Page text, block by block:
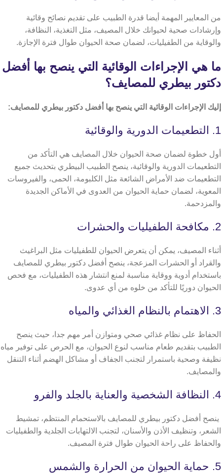
من المعايير المهمة أيضا قدرة الطبيب على تقديم نصائح وقائية
وإرشادات صحية لحيوانك خلال المصيف، مثل التغذية، النظافة،
والوقاية من الطفيليات، لضمان صحة الحيوان طوال فترة الإجازة.
ما هي الإجراءات الوقائية التي ينصح بها أفضل
دكتور بيطري للمصايف؟
إليك الإجراءات الوقائية التي ينصح بها أفضل دكتور بيطري للمصايف:
1. التطعيمات الدورية والوقائية
أول خطوة لضمان صحة الحيوان خلال المصايف هي التأكد من
التطعيمات الدورية والوقائية، ينصح الطبيب البيطري بتحديث جميع
التطعيمات ضد الأمراض الشائعة مثل الكلبومة، الحمى، والفيروسات
المعوية، لضمان حماية الحيوان من العدوى في الأماكن الجديدة
والمزدحمة.
2. مكافحة الطفيليات والحشرات
أثناء المصيف، يمكن أن يتعرض الحيوان للطفيليات مثل البراغيث
والقراد أو الحشرات المزعجة، ينصح أفضل دكتور بيطري للمصايف
باستخدام أدوية ووقاية مناسبة لمنع انتشار هذه الطفيليات، مع فحص
الحيوان دوريًا للتأكد من خلوه من أي عدوى.
3. الاهتمام بالنظام الغذائي والمياه
الحفاظ على نظام غذائي صحي ومتوازن أمر مهم جدا، حيث ينصح
الطبيب بتقديم طعام مناسب لنوع الحيوان، مع الحرص على توفير مياه
نظيفة وصحية باستمرار لتجنب الجفاف أو مشاكل الهضم أثناء التنقل
والمصايف.
4. النظافة الشخصية والعناية بالجلد والفرو
ينصح أفضل دكتور بيطري للمصايف بالاستحمام المنتظم، تمشيط
الشعر، وتنظيف الأذن والأسنان، لتجنب الالتهابات الجلدية والطفيليات
والحفاظ على راحة الحيوان طوال فترة المصيف.
5. حماية الحيوان من الحرارة والشمس